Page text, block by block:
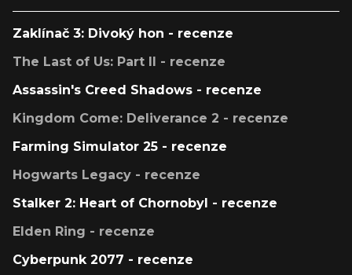
Zaklínač 3: Divoký hon - recenze
The Last of Us: Part II - recenze
Assassin's Creed Shadows - recenze
Kingdom Come: Deliverance 2 - recenze
Farming Simulator 25 - recenze
Hogwarts Legacy - recenze
Stalker 2: Heart of Chornobyl - recenze
Elden Ring - recenze
Cyberpunk 2077 - recenze